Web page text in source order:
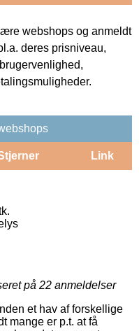
webshops og anmeldt
deres prisniveau,
Link
på 22 anmeldelser
et hav af forskellige
mange er p.t. at få